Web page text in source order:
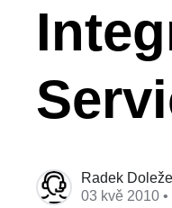
Radek Doležel
03 kvě 2010